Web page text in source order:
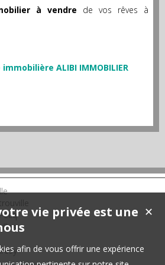
à vendre de vos rêves à
ALIBI IMMOBILIER
✕
vie privée est une
afin de vous offrir une expérience